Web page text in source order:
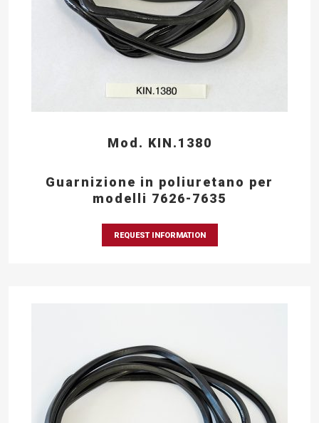
Mod. KIN.1380
Guarnizione in poliuretano per
modelli 7626-7635
REQUEST INFORMATION